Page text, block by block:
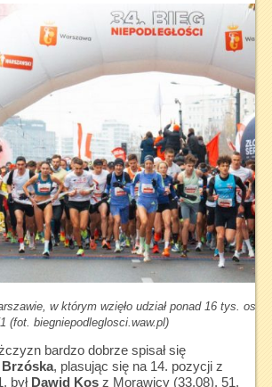
w którym wzięło udział ponad 16 tys.
(fot. biegniepodleglosci.waw.pl)
bardzo dobrze spisał się
, plasując się na 14. pozycji z
był Dawid Kosz Morawicy (33.08), 51.